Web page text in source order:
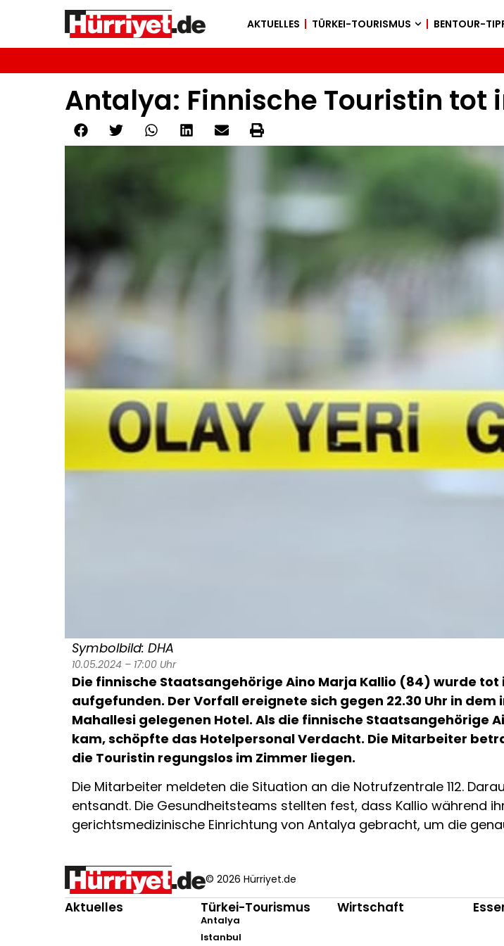
AKTUELLES TÜRKEI-TOURISMUS BENTOUR-
Antalya: Finnische Touristin tot
Symbolbild: DHA
10.05.2024 – 17:00 Uhr
Die finnische Staatsangehörige Aino Marja Kallio (84) wurde
aufgefunden. Der Vorfall ereignete sich gegen 22.30 Uhr in dem
Mahallesi gelegenen Hotel. Als die finnische Staatsangehörige
kam, schöpfte das Hotelpersonal Verdacht. Die Mitarbeiter
die Touristin regungslos im Zimmer liegen.
Die Mitarbeiter meldeten die Situation an die Notrufzentrale 112.
entsandt. Die Gesundheitsteams stellten fest, dass Kallio während
gerichtsmedizinische Einrichtung von Antalya gebracht, um die
© 2026 Hürriyet.de
Aktuelles Türkei-Tourismus
Antalya
Istanbul
Wirtschaft